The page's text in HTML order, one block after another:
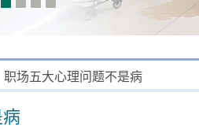
场五大心理问题不是病